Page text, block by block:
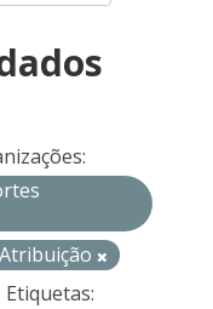
Etiquetas: